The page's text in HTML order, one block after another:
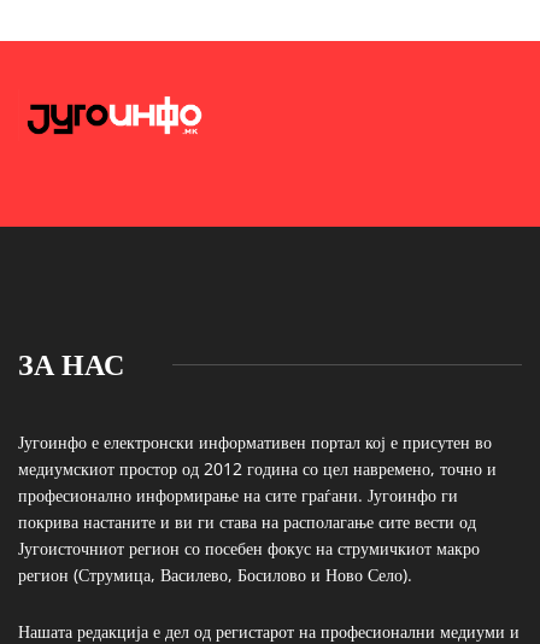
ЗА НАС
Југоинфо е електронски информативен портал кој е присутен во
медиумскиот простор од 2012 година со цел навремено, точно и
професионално информирање на сите граѓани. Југоинфо ги
покрива настаните и ви ги става на располагање сите вести од
Југоисточниот регион со посебен фокус на струмичкиот макро
регион (Струмица, Василево, Босилово и Ново Село).
Нашата редакција е дел од регистарот на професионални медиуми и